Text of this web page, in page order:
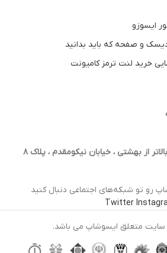
ایسوزو
و صفحه که باید بدانید
خرید لنت ترمز کامیونت
تهران ، سهروردی شمالی ، بالاتر از بهشتی ، خیابان نیکومقدم ، پلاک ۸
رو تو شبکه‌های اجتماعی دنبال کنید
Twitter
متعلق ایسوشاپ می باشد.